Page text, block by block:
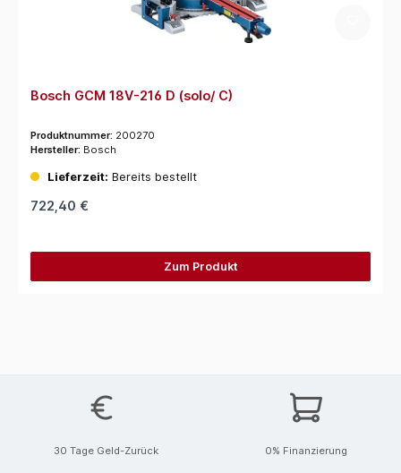
Bosch GCM 18V-216 D (solo/ C)
Produktnummer: 200270
Hersteller: Bosch
Lieferzeit: Bereits bestellt
722,40 €
Zum Produkt
30 Tage Geld-Zurück 0% Finanzierung